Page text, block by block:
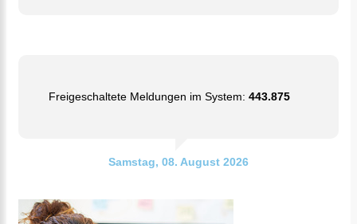
Freigeschaltete Meldungen im System: 443.875
Samstag, 08. August 2026